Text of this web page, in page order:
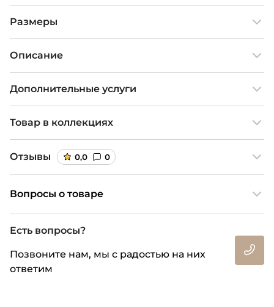
Размеры
Описание
Дополнительные услуги
Товар в коллекциях
Отзывы 0,0 0
Вопросы о товаре
Есть вопросы?
Позвоните нам, мы с радостью на них
ответим